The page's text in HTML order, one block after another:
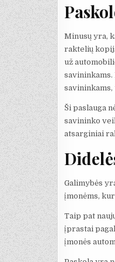
Minusų yra,
raktelių
už
savininkams,
Ši paslauga
savininko
atsarginiai
Galimybės
įmonėms,
Taip pat
įprastai
įmonės